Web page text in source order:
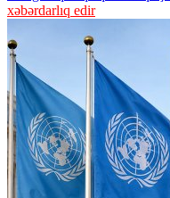
xəbərdarlıq edir